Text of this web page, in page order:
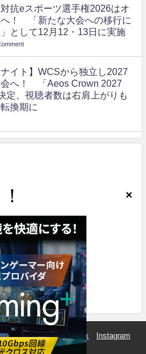
抗eスポーツ選手権2026はオ
へ！ 「新たな大会への移行に
として12月12・13日に実施
ナイト】WCSから独立し2027
会へ！ 「Aeos Crown 2027
定、視聴者数は右肩上がりも
換期に
サイトマップ Facebook
Instagram
LINE